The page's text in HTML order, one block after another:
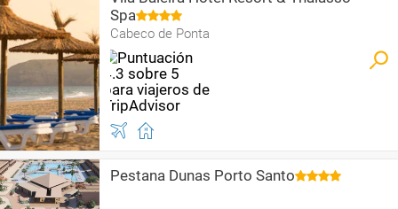
Spa
Cabeco de Ponta
Pestana Dunas Porto Santo